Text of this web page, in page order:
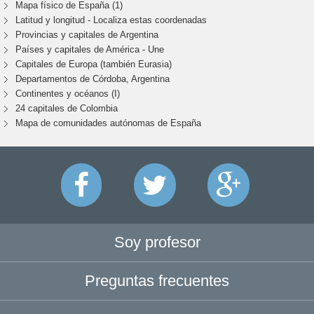
Mapa físico de España (1)
Latitud y longitud - Localiza estas coordenadas
Provincias y capitales de Argentina
Países y capitales de América - Une
Capitales de Europa (también Eurasia)
Departamentos de Córdoba, Argentina
Continentes y océanos (I)
24 capitales de Colombia
Mapa de comunidades autónomas de España
Soy profesor
Preguntas frecuentes